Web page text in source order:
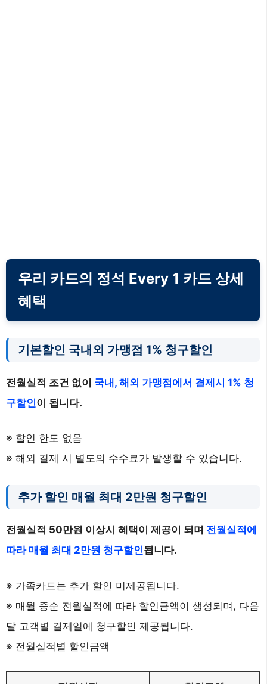
우리 카드의 정석 Every 1 카드 상세
혜택
기본할인 국내외 가맹점 1% 청구할인
전월실적 조건 없이 국내, 해외 가맹점에서 결제시 1% 청
구할인이 됩니다.
※ 할인 한도 없음
※ 해외 결제 시 별도의 수수료가 발생할 수 있습니다.
추가 할인 매월 최대 2만원 청구할인
전월실적 50만원 이상시 혜택이 제공이 되며 전월실적에
따라 매월 최대 2만원 청구할인됩니다.
※ 가족카드는 추가 할인 미제공됩니다.
※ 매월 중순 전월실적에 따라 할인금액이 생성되며, 다음
달 고객별 결제일에 청구할인 제공됩니다.
※ 전월실적별 할인금액